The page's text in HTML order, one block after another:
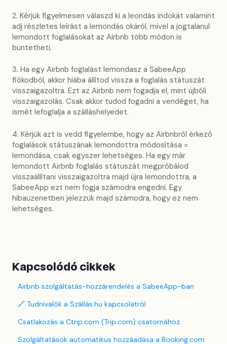
2. Kérjük figyelmesen válaszd ki a leondás indokát valamint
adj részletes leírást a lemondás okáról, mivel a jogtalanul
lemondott foglalásokat az Airbnb több módon is
büntetheti.
3. Ha egy Airbnb foglalást lemondasz a SabeeApp
fiókodból, akkor hiába állítod vissza a foglalás státuszát
visszaigazoltra. Ezt az Airbnb nem fogadja el, mint újbóli
visszaigazolás. Csak akkor tudod fogadni a vendéget, ha
ismét lefoglalja a szálláshelyedet.
4. Kérjük azt is vedd figyelembe, hogy az Airbnbről érkező
foglalások státuszának lemondottra módosítása =
lemondása, csak egyszer lehetséges. Ha egy már
lemondott Airbnb foglalás státuszát megpróbálod
visszaállítani visszaigazoltra majd újra lemondottra, a
SabeeApp ezt nem fogja számodra engedni. Egy
hibaüzenetben jelezzük majd számodra, hogy ez nem
lehetséges.
Kapcsolódó cikkek
Airbnb szolgáltatás-hozzárendelés a SabeeApp-ban
🔗 Tudnivalók a Szállás.hu kapcsolatról
Csatlakozás a Ctrip.com (Trip.com) csatornához
Szolgáltatások automatikus hozzáadása a Booking.com